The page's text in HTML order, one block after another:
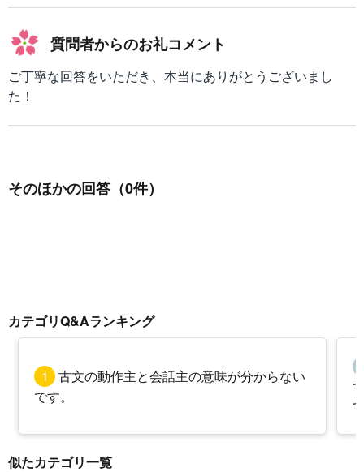
質問者からのお礼コメント
ご丁寧な回答をいただき、本当にありがとうございまし
た！
そのほかの回答（0件）
カテゴリQ&Aランキング
1
古文の動作主と会話主の意味が分からない
です。
似たカテゴリ一覧